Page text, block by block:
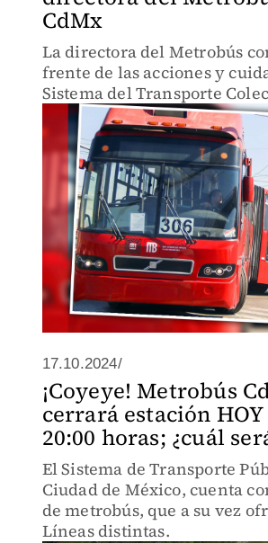
CdMx
La directora del Metrobús
frente de las acciones y
Sistema del Transporte
17.10.2024/
¡Coyeye! Metrobús
cerrará estación HOY
20:00 horas; ¿cuál
El Sistema de Transporte
Ciudad de México, cuenta
de metrobús, que a su vez
Líneas distintas.